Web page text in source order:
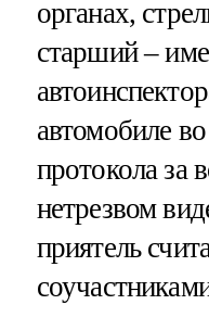
органах,
старший –
автомобиле
протокола за
нетрезвом
приятель